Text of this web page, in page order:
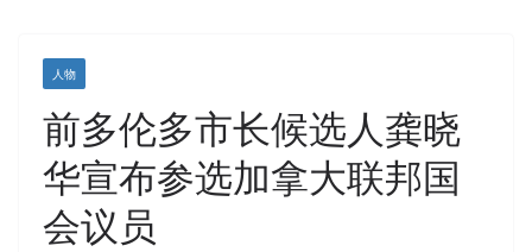
人物
前多伦多市长候选人龚晓
华宣布参选加拿大联邦国
会议员